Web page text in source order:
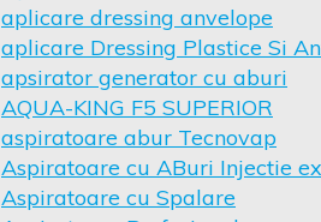
aplicare dressing anvelope
aplicare Dressing Plastice Si
apsirator generator cu aburi
AQUA-KING F5 SUPERIOR
aspiratoare abur Tecnovap
Aspiratoare cu ABuri Injectie
Aspiratoare cu Spalare